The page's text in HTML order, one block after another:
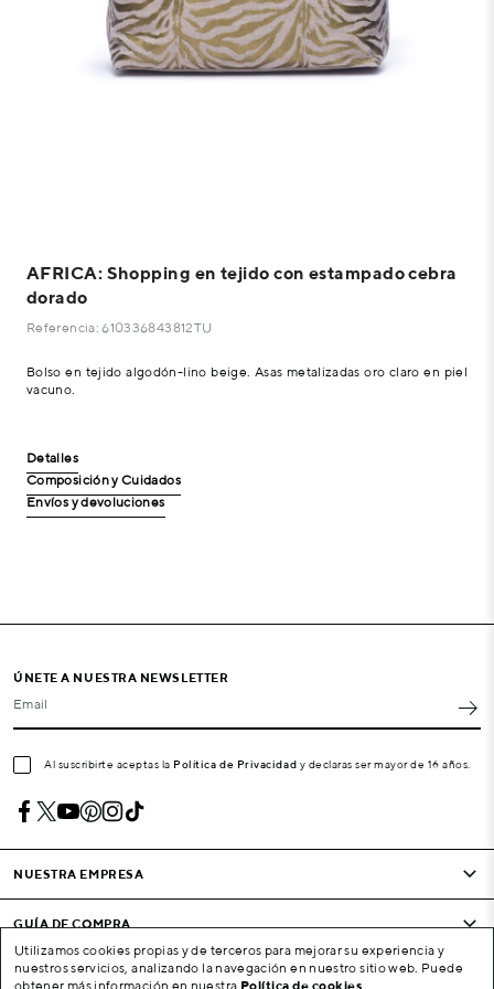
AFRICA: Shopping en tejido con estampado cebra
dorado
Referencia: 610336843812TU
Bolso en tejido algodón-lino beige. Asas metalizadas oro claro en piel
vacuno.
Detalles
Composición y Cuidados
Envíos y devoluciones
ÚNETE A NUESTRA NEWSLETTER
Email
Al suscribirte aceptas la Política de Privacidad y declaras ser mayor de 16 años.
NUESTRA EMPRESA
GUÍA DE COMPRA
CONDICIONES Y EMPRESA
Utilizamos cookies propias y de terceros para mejorar su experiencia y
nuestros servicios, analizando la navegación en nuestro sitio web. Puede
obtener más información en nuestra Política de cookies